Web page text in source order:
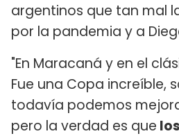
argentinos que tan mal
por la pandemia y a
"En Maracaná y en el
Fue una Copa increíble,
todavía podemos
pero la verdad es que